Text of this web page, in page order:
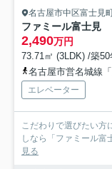
名古屋市中区富士見
ファミール富士見
2,490万円
73.71㎡ (3LDK) /築
名古屋市営名城線
エレベーター
こだわりで選びたい方
しなら「ファミール富
見る